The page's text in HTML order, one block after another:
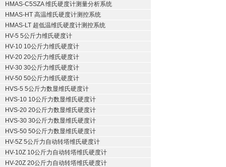
HMAS-C5SZA 维氏硬度计测量分析系统
HMAS-HT 高温维氏硬度计测控系统
HMAS-LT 超低温维氏硬度计测控系统
HV-5 5公斤力维氏硬度计
HV-10 10公斤力维氏硬度计
HV-20 20公斤力维氏硬度计
HV-30 30公斤力维氏硬度计
HV-50 50公斤力维氏硬度计
HVS-5 5公斤力数显维氏硬度计
HVS-10 10公斤力数显维氏硬度计
HVS-20 20公斤力数显维氏硬度计
HVS-30 30公斤力数显维氏硬度计
HVS-50 50公斤力数显维氏硬度计
HV-5Z 5公斤力自动转塔维氏硬度计
HV-10Z 10公斤力自动转塔维氏硬度计
HV-20Z 20公斤力自动转塔维氏硬度计